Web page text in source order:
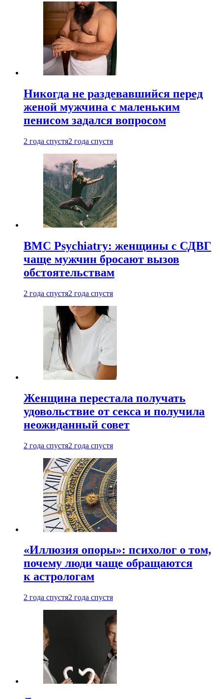
Никогда не раздевавшийся перед
женой мужчина с маленьким
пенисом задался вопросом
2 года спустя2 года спустя
BMC Psychiatry: женщины с СДВГ
чаще мужчин бросают вызов
обстоятельствам
2 года спустя2 года спустя
Женщина перестала получать
удовольствие от секса и получила
неожиданный совет
2 года спустя2 года спустя
«Иллюзия опоры»: психолог о том,
почему люди чаще обращаются
к астрологам
2 года спустя2 года спустя